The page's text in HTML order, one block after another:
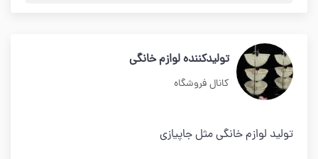
تولیدکننده لوازم خانگی
کانال فروشگاه
تولید لوازم خانگی مثل جاپیازی